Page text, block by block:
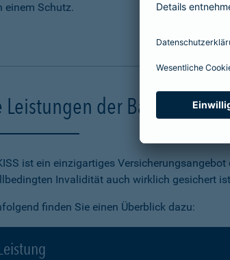
einem Schutz.
Leistungen der Barmenia
ist ein einzigartiges
Invalidität auch wirklich gesichert
finden Sie einen Überblick dazu: